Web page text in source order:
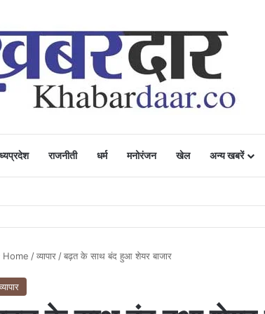
राजनीती धर्म मनोरंजन खेल अन्य खबरें
डीएपी और नैनो यूरिया बने किसानों के भरोसेमंद कृषि साथी…..
Home /व्यापार /बढ़त के साथ बंद हुआ शेयर बाजार
व्यापार